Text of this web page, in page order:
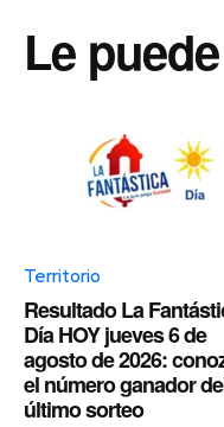
Le
Territorio
Resultado La
Día HOY jueves 6 de
agosto de 2026:
el número ganador
último sorteo